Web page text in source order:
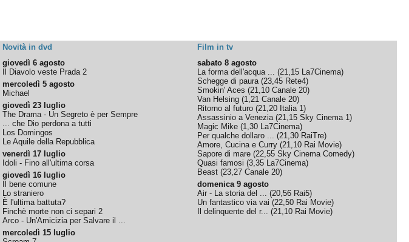
Novità in dvd
Film in tv
giovedì 6 agosto
Il Diavolo veste Prada 2
mercoledì 5 agosto
Michael
giovedì 23 luglio
The Drama - Un Segreto è per Sempre
... che Dio perdona a tutti
Los Domingos
Le Aquile della Repubblica
venerdì 17 luglio
Idoli - Fino all'ultima corsa
giovedì 16 luglio
Il bene comune
Lo straniero
È l'ultima battuta?
Finchè morte non ci separi 2
Arco - Un'Amicizia per Salvare il ...
mercoledì 15 luglio
sabato 8 agosto
La forma dell'acqua ... (21,15 La7Cinema)
Schegge di paura(23,45 Rete4)
Smokin' Aces (21,10 Canale 20)
Van Helsing (1,21 Canale 20)
Ritorno al futuro (21,20 Italia 1)
Assassinio a Venezia(21,15 Sky Cinema 1)
Magic Mike (1,30 La7Cinema)
Per qualche dollaro ... (21,30 RaiTre)
Amore, Cucina e Curry (21,10 Rai Movie)
Sapore di mare (22,55 Sky Cinema Comedy)
Quasi famosi (3,35 La7Cinema)
Beast (23,27 Canale 20)
domenica 9 agosto
Air - La storia del ... (20,56 Rai5)
Un fantastico via vai (22,50 Rai Movie)
Il delinquente del r... (21,10 Rai Movie)